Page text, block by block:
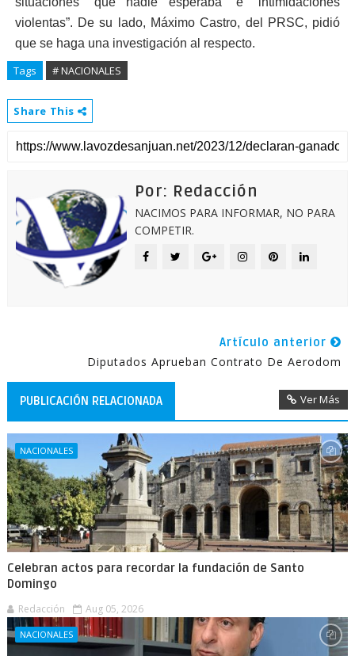
violentas”. De su lado, Máximo Castro, del PRSC, pidió
que se haga una investigación al respecto.
Tags # NACIONALES
Share This
Por: Redacción
NACIMOS PARA INFORMAR, NO PARA
COMPETIR.
Artículo anterior
Diputados Aprueban Contrato De Aerodom
PUBLICACIÓN RELACIONADA Ver Más
NACIONALES
Celebran actos para recordar la fundación de Santo
Domingo
Redacción Aug 05, 2026
NACIONALES